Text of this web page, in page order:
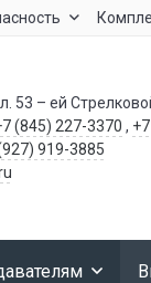
53 – ей
(845) 227-3370 ,
919-3885